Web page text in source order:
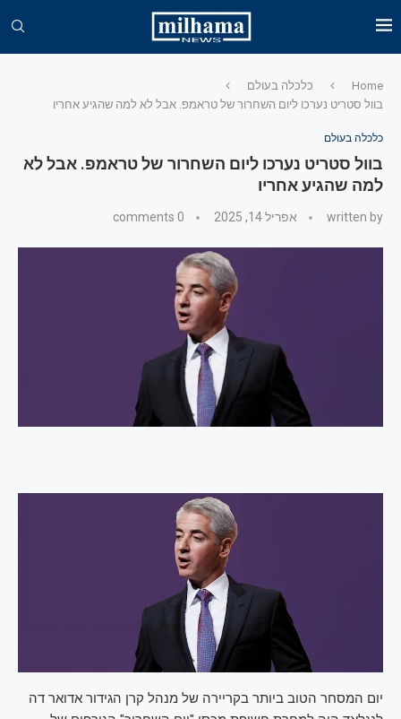
Home
כלכלה בעולם
בוול סטריט נערכו ליום השחרור של טראמפ. אבל לא למה שהגיע אחריו
כלכלה בעולם
בוול סטריט נערכו ליום השחרור של טראמפ. אבל לא
למה שהגיע אחריו
written by אפריל 14, 2025 0 comments
יום המסחר הטוב ביותר בקריירה של מנהל קרן הגידור אדואר דה